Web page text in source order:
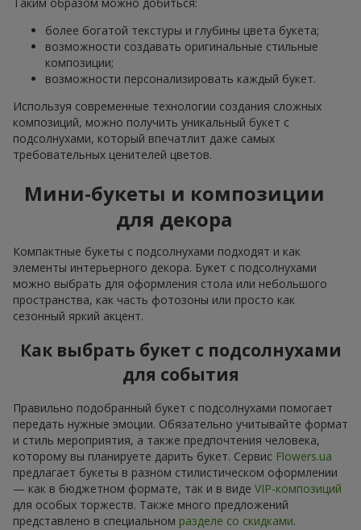
более богатой текстуры и глубины цвета букета;
возможности создавать оригинальные стильные
композиции;
возможности персонализировать каждый букет.
Используя современные технологии создания сложных
композиций, можно получить уникальный букет с
подсолнухами, который впечатлит даже самых
требовательных ценителей цветов.
Мини-букеты и композиции
для декора
Компактные букеты с подсолнухами подходят и как
элементы интерьерного декора. Букет с подсолнухами
можно выбрать для оформления стола или небольшого
пространства, как часть фотозоны или просто как
сезонный яркий акцент.
Как выбрать букет с подсолнухами
для события
Правильно подобранный букет с подсолнухами помогает
передать нужные эмоции. Обязательно учитывайте формат
и стиль мероприятия, а также предпочтения человека,
которому вы планируете дарить букет. Сервис Flowers.ua
предлагает букеты в разном стилистическом оформлении
— как в бюджетном формате, так и в виде VIP-композиций
для особых торжеств. Также много предложений
представлено в специальном разделе со скидками.